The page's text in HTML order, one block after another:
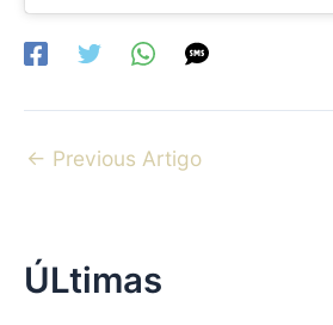
← Previous Artigo
ÚLtimas